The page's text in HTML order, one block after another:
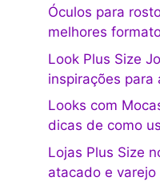
Óculos para
melhores
Look Plus Size
inspirações para
Looks com
dicas de como
Lojas Plus Size
atacado e varejo